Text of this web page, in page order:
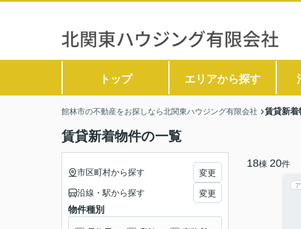
トップ エリアから探す
館林市の不動産をお探しなら北関東ハウジング有限会社 賃貸新着
賃貸新着物件の一覧
18棟 20件
市区町村から探す 変更
沿線・駅から探す 変更
物件種別